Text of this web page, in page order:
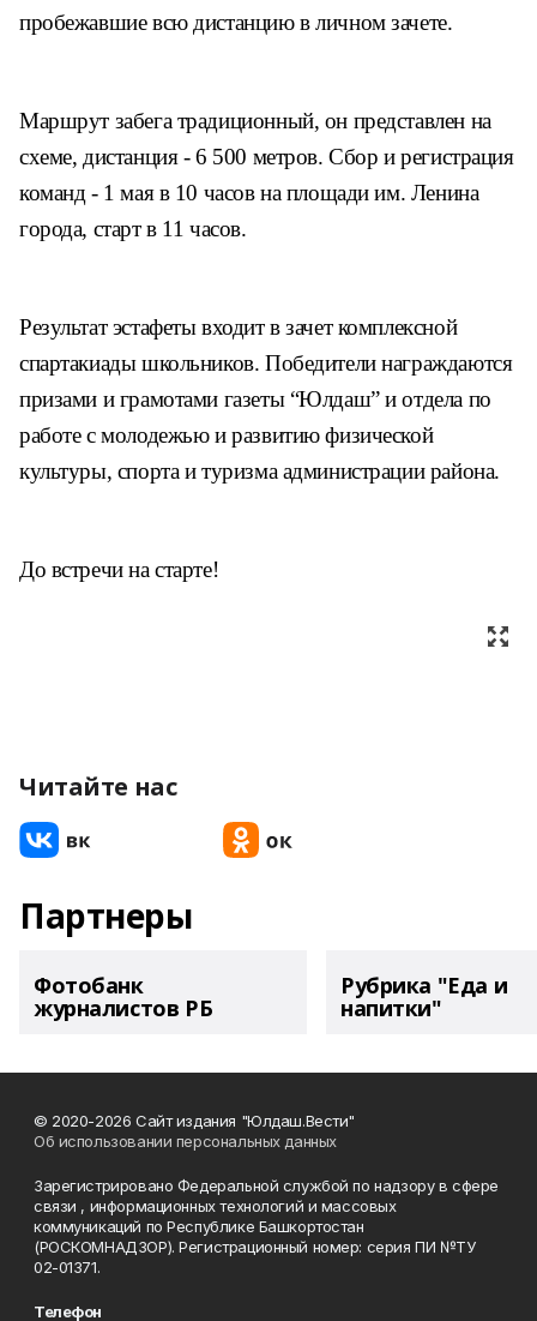
пробежавшие всю дистанцию вличном зачете.
Маршрут забега традиционный, он представлен на
схеме, дистанция - 6 500 метров. Сбор и регистрация
команд - 1 мая в 10 часов на площади им. Ленина
города, старт в 11 часов.
Результат эстафеты входит в зачет комплексной
спартакиады школьников. Победители награждаются
призами и грамотами газеты “Юлдаш” и отдела по
работе с молодежью и развитию физической
культуры, спорта и туризмаадминистрации района.
До встречи на старте!
Читайте нас
Партнеры
Фотобанк
журналистов РБ
Рубрика "Еда и
напитки"
© 2020-2026 Сайт издания "Юлдаш.Вести"
Об использовании персональных данных
Зарегистрировано Федеральной службой по надзору в сфере
связи , информационных технологий и массовых
коммуникаций по Республике Башкортостан
(РОСКОМНАДЗОР). Регистрационный номер: серия ПИ №ТУ
02-01371.
Телефон